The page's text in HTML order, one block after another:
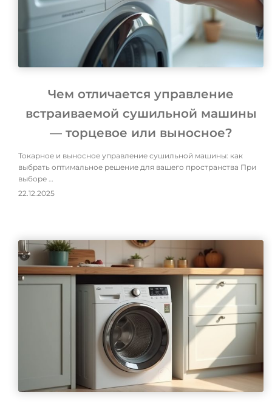
Чем отличается управление
встраиваемой сушильной машины
— торцевое или выносное?
Токарное и выносное управление сушильной машины: как
выбрать оптимальное решение для вашего пространства При
выборе …
22.12.2025